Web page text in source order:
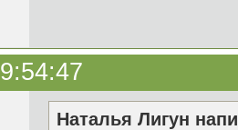
Наталья Лигун